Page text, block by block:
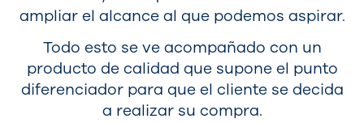
ampliar el alcance al que podemos aspirar.
Todo esto se ve acompañado con un
producto de calidad que supone el punto
diferenciador para que el cliente se decida
a realizar su compra.